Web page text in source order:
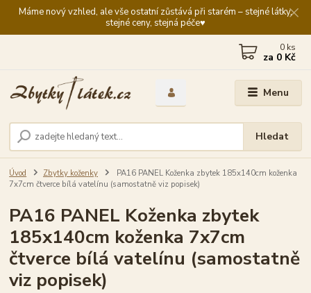
Máme nový vzhled, ale vše ostatní zůstává při starém – stejné látky,
stejné ceny, stejná péče♥️
Menu
Hledat
0 ks
za 0 Kč
Úvod Zbytky koženky
PA16 PANEL Koženka zbytek 185x140cm koženka
7x7cm čtverce bílá vatelínu (samostatně viz popisek)
PA16 PANEL Koženka zbytek
185x140cm koženka 7x7cm
čtverce bílá vatelínu (samostatně
viz popisek)